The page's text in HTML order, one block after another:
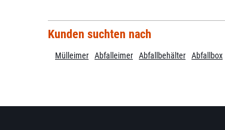
Kunden suchten nach
Mülleimer Abfalleimer Abfallbehälter Abfallbox